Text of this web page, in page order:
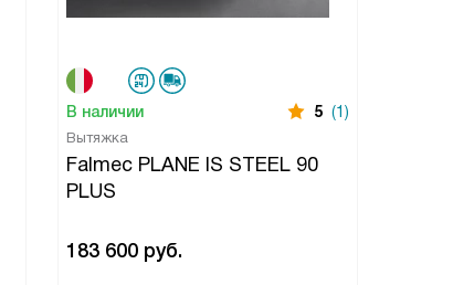
В наличии 5 (1)
Вытяжка
Falmec PLANE IS STEEL 90
PLUS
183 600 руб.